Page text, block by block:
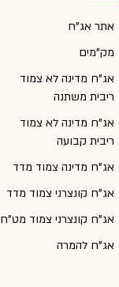
אתר אג"ח
מק"מים
אג"ח מדינה לא צמוד
ריבית משתנה
אג"ח מדינה לא צמוד
ריבית קבועה
אג"ח מדינה צמוד מדד
אג"ח קונצרני צמוד מדד
אג"ח קונצרני צמוד מט"ח
אג"ח להמרה